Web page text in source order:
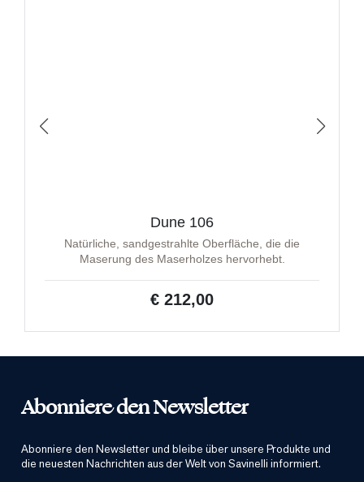
Dune 106
Natürliche, sandgestrahlte Oberfläche, die die
Maserung des Maserholzes hervorhebt.
€ 212,00
Abonniere den Newsletter
Abonniere den Newsletter und bleibe über unsere Produkte und
die neuesten Nachrichten aus der Welt von Savinelli informiert.